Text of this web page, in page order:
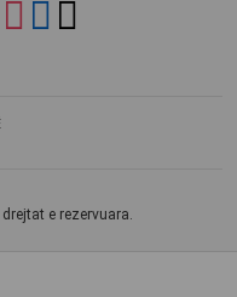
e rezervuara.